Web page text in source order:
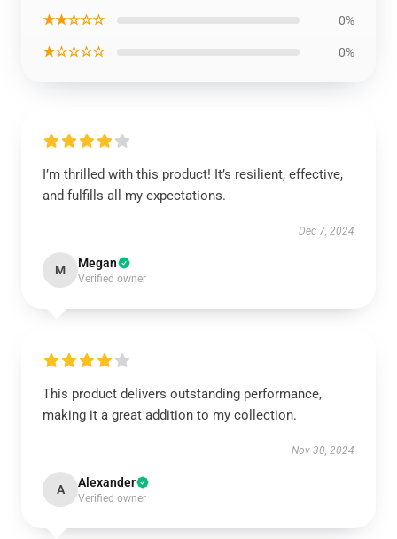
★★☆☆☆ 0%
★☆☆☆☆ 0%
I’m thrilled with this product! It’s resilient, effective,
and fulfills all my expectations.
Dec 7, 2024
M Megan
Verified owner
This product delivers outstanding performance,
making it a great addition to my collection.
Nov 30, 2024
A Alexander
Verified owner